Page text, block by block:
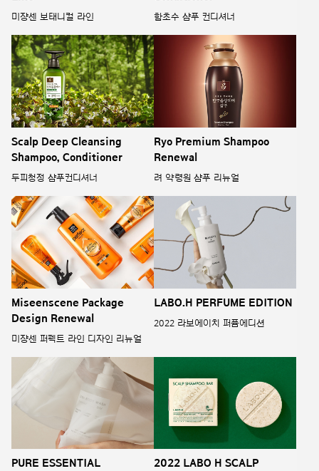
미쟝센 보태니컬 라인 함초수 샴푸 컨디셔너
Scalp Deep Cleansing
Shampoo, Conditioner
두피청정 샴푸컨디셔너
Ryo Premium Shampoo
Renewal
려 약령원 샴푸 리뉴얼
Miseenscene Package
Design Renewal
미쟝센 퍼펙트 라인 디자인 리뉴얼
LABO.H PERFUME EDITION
2022 라보에이치 퍼퓸에디션
PURE ESSENTIAL
2022 LABO H SCALP